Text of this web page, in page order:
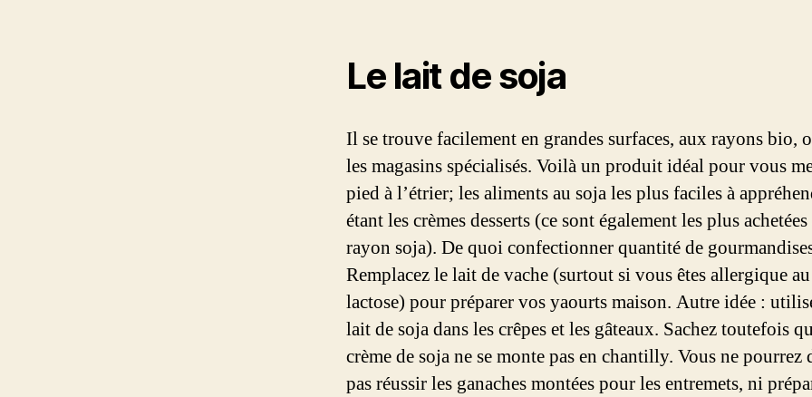
Le lait de soja
Il se trouve facilement en grandes surfaces, aux rayons bio,
les magasins spécialisés. Voilà un produit idéal pour vous
pied à l’étrier; les aliments au soja les plus faciles à
étant les crèmes desserts (ce sont également les plus achetées
rayon soja). De quoi confectionner quantité de
Remplacez le lait de vache (surtout si vous êtes allergique au
lactose) pour préparer vos yaourts maison. Autre idée :
lait de soja dans les crêpes et les gâteaux. Sachez toutefois
crème de soja ne se monte pas en chantilly. Vous ne pourrez
pas réussir les ganaches montées pour les entremets, ni